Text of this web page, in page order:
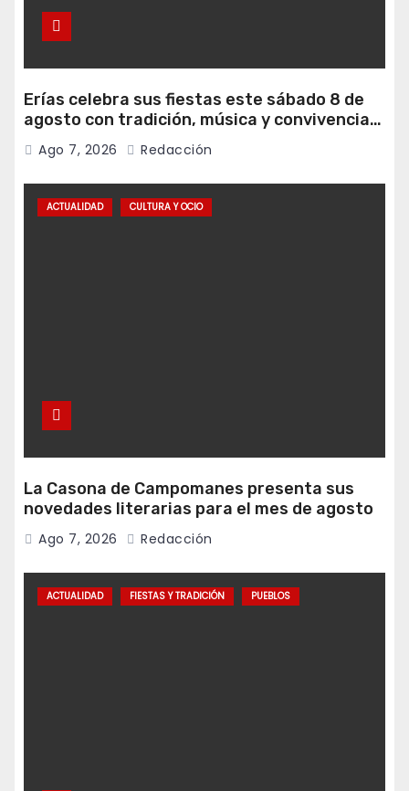
Erías celebra sus fiestas este sábado 8 de
agosto con tradición, música y convivencia
vecinal
Ago 7, 2026 Redacción
ACTUALIDAD CULTURA Y OCIO
La Casona de Campomanes presenta sus
novedades literarias para el mes de agosto
Ago 7, 2026 Redacción
ACTUALIDAD FIESTAS Y TRADICIÓN PUEBLOS